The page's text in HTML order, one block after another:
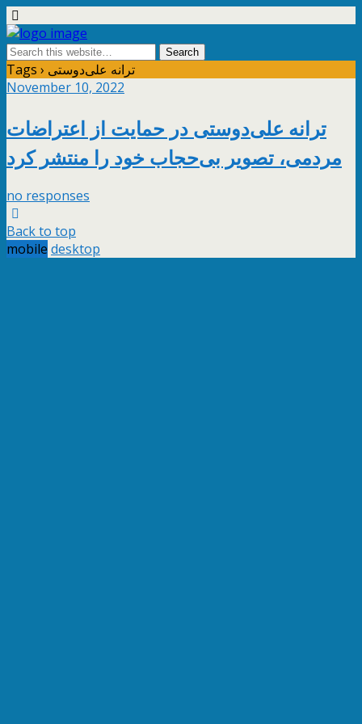
Tags › ترانه علی‌دوستی
November 10, 2022
ترانه علی‌دوستی در حمایت از اعتراضات
مردمی، تصویر بی‌حجاب خود را منتشر کرد
no responses
Back to top
mobile desktop